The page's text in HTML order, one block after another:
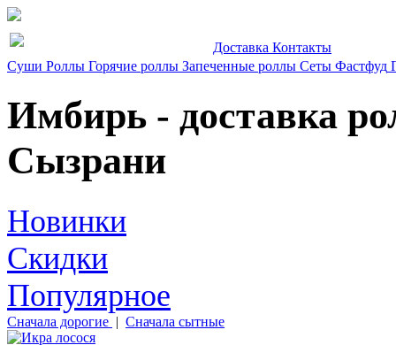
Доставка Контакты
Суши Роллы Горячие роллы Запеченные роллы Сеты Фастфуд
Имбирь - доставка
Сызрани
Новинки
Скидки
Популярное
Сначала дорогие | Сначала сытные